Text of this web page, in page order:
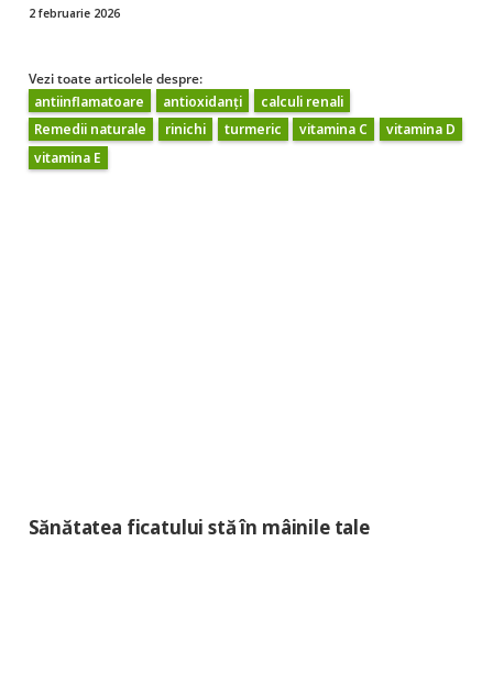
2 februarie 2026
Vezi toate articolele despre:
antiinflamatoare
antioxidanți
calculi renali
Remedii naturale
rinichi turmeric vitamina C
vitamina D
vitamina E
Sănătatea ficatului stă în mâinile tale